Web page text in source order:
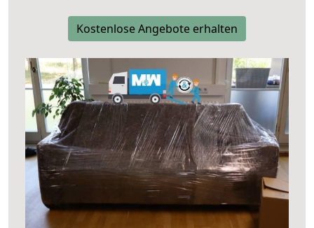
Kostenlose Angebote erhalten